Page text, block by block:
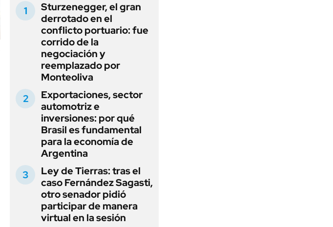
Sturzenegger, el gran
derrotado en el
conflicto portuario: fue
corrido de la
negociación y
reemplazado por
Monteoliva
Exportaciones, sector
automotriz e
inversiones: por qué
Brasil es fundamental
para la economía de
Argentina
Ley de Tierras: tras el
caso Fernández Sagasti,
otro senador pidió
participar de manera
virtual en la sesión